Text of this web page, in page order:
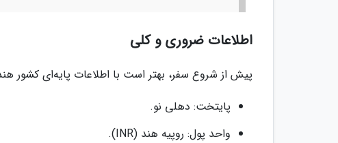
اطلاعات ضروری و کلی
پیش از شروع سفر، بهتر است با اطلاعات پایه‌ای کشور
پایتخت: دهلی نو.
واحد پول: روپیه هند (INR).